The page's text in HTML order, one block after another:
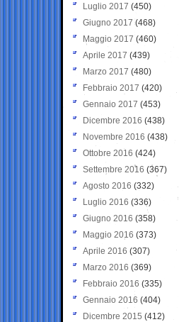
Luglio 2017 (450)
Giugno 2017 (468)
Maggio 2017 (460)
Aprile 2017 (439)
Marzo 2017 (480)
Febbraio 2017 (420)
Gennaio 2017 (453)
Dicembre 2016 (438)
Novembre 2016 (438)
Ottobre 2016 (424)
Settembre 2016 (367)
Agosto 2016 (332)
Luglio 2016 (336)
Giugno 2016 (358)
Maggio 2016 (373)
Aprile 2016 (307)
Marzo 2016 (369)
Febbraio 2016 (335)
Gennaio 2016 (404)
Dicembre 2015 (412)